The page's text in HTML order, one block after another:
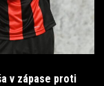
v zápase proti